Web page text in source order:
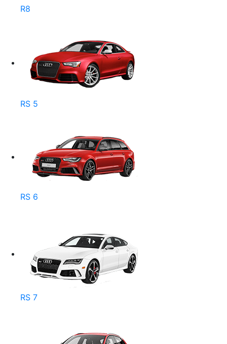
R8
RS 5
RS 6
RS 7